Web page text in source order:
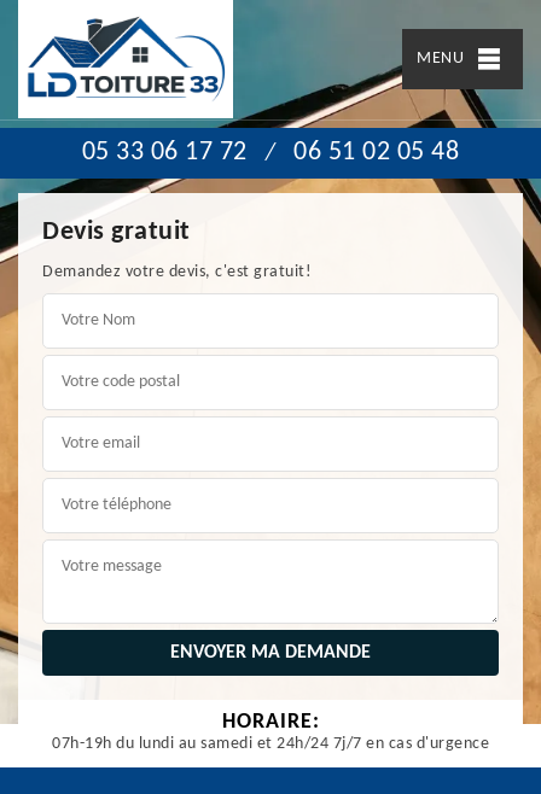
MENU
05 33 06 17 72 / 06 51 02 05 48
Devis gratuit
Demandez votre devis, c'est gratuit!
HORAIRE:
07h-19h du lundi au samedi et 24h/24 7j/7 en cas d'urgence